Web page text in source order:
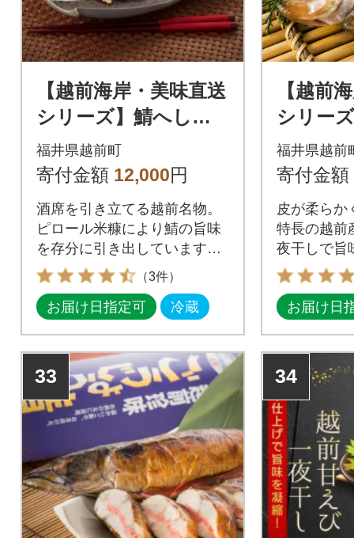
【越前海岸・美味直送
シリーズ】鯖へしこ
半身5パック(弱アルカ
リ性ピロール米糠使
福井県越前町
寄付金額 12,000円
酒席を引き立てる越前名物。
ピロール米糠により鯖の旨味
を存分に引き出しています。
ご飯のお供にも!
（3件）
お届け日指定可 冷蔵
【越前
シリー
ハタハ
kg(200g
福井県越前
寄付金額
皮が柔らか
特長の越前
夜干しで旨
お届け日
33 34